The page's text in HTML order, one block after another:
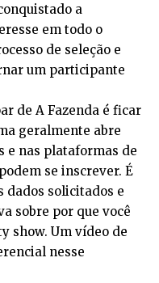
a
em todo o
de seleção e
um participante
de A Fazenda é ficar
geralmente abre
e nas plataformas de
se inscrever. É
dados solicitados e
sobre por que você
show. Um vídeo de
nesse